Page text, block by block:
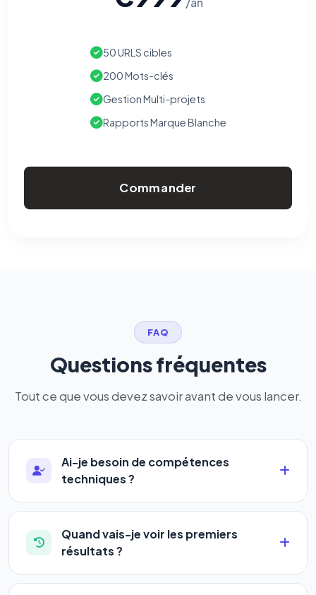
50 URLS cibles
200 Mots-clés
Gestion Multi-projets
Rapports Marque Blanche
Commander
FAQ
Questions fréquentes
Tout ce que vous devez savoir avant de vous lancer.
Ai-je besoin de compétences
techniques ?
Absolument pas. Notre logiciel a été conçu pour
être accessible àtous les profils: artisans,
commerçants, auto-entrepreneurs, PME ou
complexe — vous renseignez l'adresse de votre
Quand vais-je voir les premiers
résultats ?
La plupart de nos utilisateurs observent une